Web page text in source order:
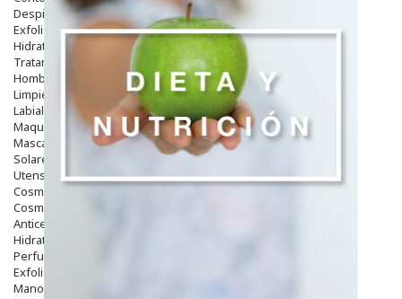
Despigmentantes
Exfoliantes
Hidratantes
Tratamientos De Noche
Hombre
Limpieza
Labiales
Maquillajes Y Color
Mascarillas
Solares
Utensilios
Cosmética Capilar
Cosmética Corporal
Anticelulíticos
Hidratantes Corporales
Perfumes Y Colonias
Exfoliantes Corporales
Manos Y Uñas